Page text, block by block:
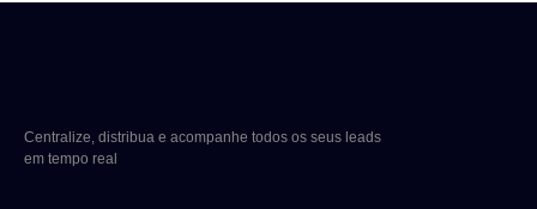
Centralize, distribua e acompanhe todos os seus leads
em tempo real